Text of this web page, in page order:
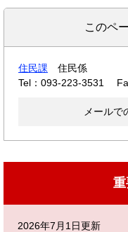
このペ
住民課
住民係
Tel：093-223-3531
メールで
2026年7月1日更新